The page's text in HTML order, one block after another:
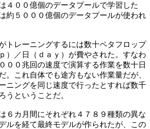
４００億個のデータプールで学習した
約５０００億個のデータプールが使われ
トレーニングするには数十ペタフロップ
）／日（ｄａｙ）が費やされた。すなわ
００兆回の速度で演算する作業を数十日
。これ自体でも途方もない作業量だが、
ニングを同じ速度で行ったとすれば数千
うということだ。
６カ月間にそれぞれ４７８９種類の異な
ルを経て最終モデルが作られたが、この